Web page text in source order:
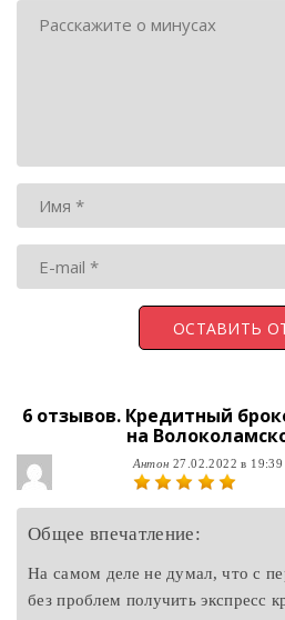
6 отзывов. Кредитный
на
Антон 27.02.2022 в 19:39
Общее впечатление:
На самом деле не думал, что с
без проблем получить экспресс